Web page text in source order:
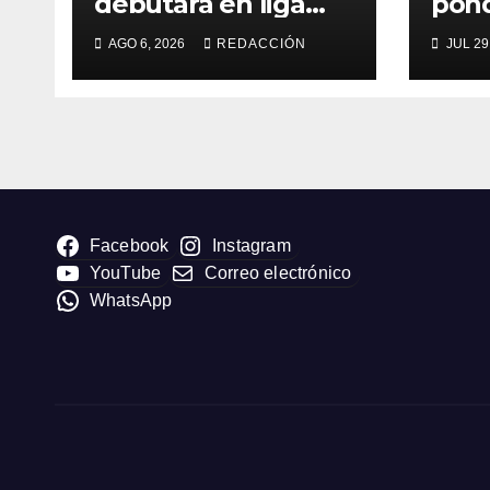
con un derbi ante el
CD Manchego
Ciudad Real
AGO 6, 2026 REDACCIÓN JUL
Facebook
Instagram
YouTube
Correo electrónico
WhatsApp